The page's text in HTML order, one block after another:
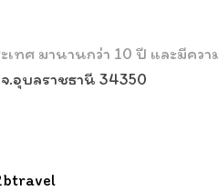
เทศ มานานกว่า 10 ปี และมีค
.อุบลราชธานี 34350